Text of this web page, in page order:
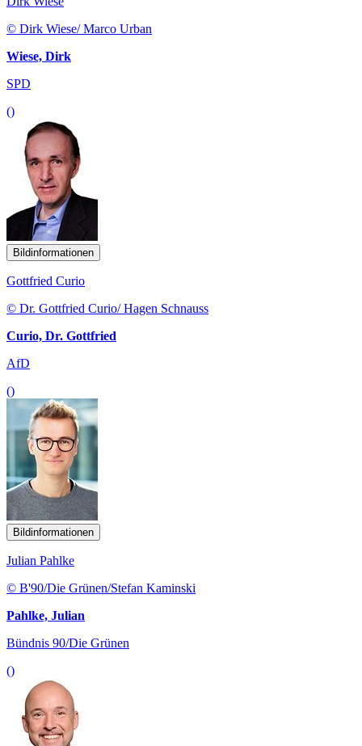
© Dirk Wiese/ Marco Urban
Wiese, Dirk
SPD
()
Bildinformationen
Gottfried Curio
© Dr. Gottfried Curio/ Hagen Schnauss
Curio, Dr. Gottfried
AfD
()
Bildinformationen
Julian Pahlke
© B'90/Die Grünen/Stefan Kaminski
Pahlke, Julian
Bündnis 90/Die Grünen
()